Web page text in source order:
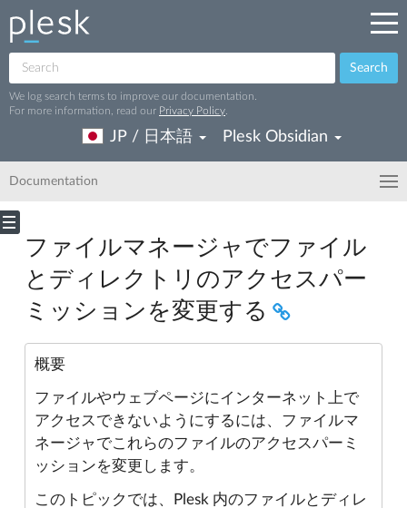
Search
We log search terms to improve our documentation.
For more information, read our Privacy Policy
JP / 日本語 Plesk Obsidian
Documentation
ファイルマネージャでファイル
とディレクトリのアクセスパー
ミッションを変更する
概要
ファイルやウェブページにインターネット上で
アクセスできないようにするには、ファイルマ
ネージャでこれらのファイルのアクセスパーミ
ッションを変更します。
このトピックでは、Plesk 内のファイルとディレ